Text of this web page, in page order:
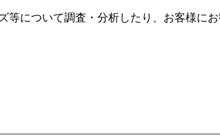
等について調査・分析したり、お客様に